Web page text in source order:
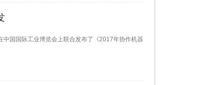
国国际工业博览会上联合发布了《2017年协作机器